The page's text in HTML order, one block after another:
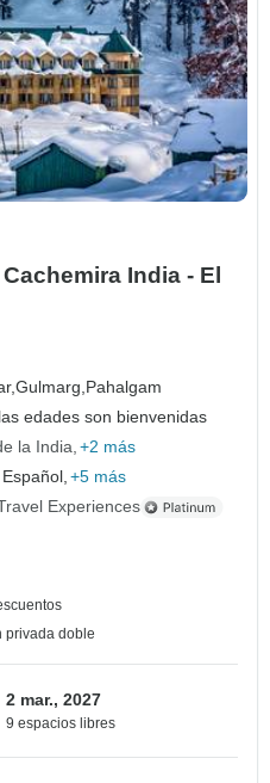
India - El
Gulmarg, Pahalgam
edades son bienvenidas
la India +2 más
+5 más
Experiences
privada doble
2 mar., 2027
9 espacios libres